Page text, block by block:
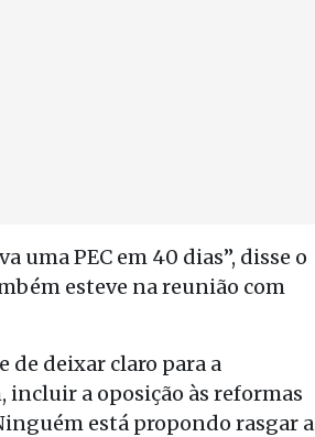
uma PEC em 40 dias”, disse o
esteve na reunião com
de deixar claro para a
incluir a oposição às reformas
está propondo rasgar a